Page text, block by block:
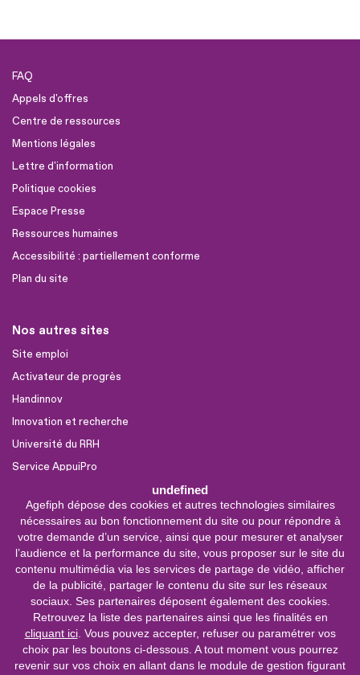
undefined
Agefiph dépose des cookies et autres technologies similaires
nécessaires au bon fonctionnement du site ou pour répondre à
votre demande d’un service, ainsi que pour mesurer et analyser
l’audience et la performance du site, vous proposer sur le site du
contenu multimédia via les services de partage de vidéo, afficher
de la publicité, partager le contenu du site sur les réseaux
sociaux. Ses partenaires déposent également des cookies.
Retrouvez la liste des partenaires ainsi que les finalités en
cliquant ici. Vous pouvez accepter, refuser ou paramétrer vos
choix par les boutons ci-dessous. A tout moment vous pourrez
revenir sur vos choix en allant dans le module de gestion figurant
FAQ
Appels d'offres
Centre de ressources
Mentions légales
Lettre d'information
Politique cookies
Espace Presse
Ressources humaines
Accessibilité : partiellement conforme
Plan du site
Nos autres sites
Site emploi
Activateur de progrès
Handinnov
Innovation et recherche
Université du RRH
Service AppuiPro
Nous suivre
Youtube
Linkedin
Facebook
0 800 11 10 09
Service &
appel gratuits